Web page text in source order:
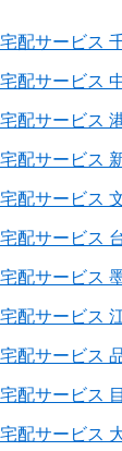
配サービス
配サービス
配サービス
配サービス
配サービス
配サービス
配サービス
配サービス
配サービス
配サービス
配サービス